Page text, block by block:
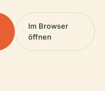
Im Browser
öffnen